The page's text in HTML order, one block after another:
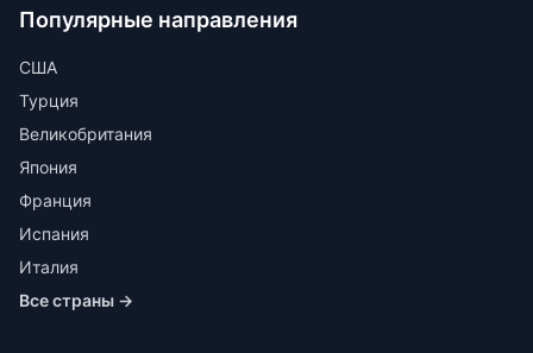
Популярные направления
США
Турция
Великобритания
Япония
Франция
Испания
Италия
Все страны →